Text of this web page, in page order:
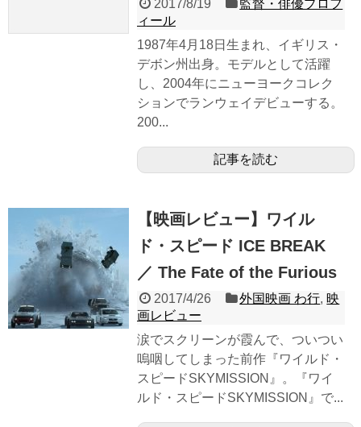
2017/8/19
監督・俳優プロフ
ィール
1987年4月18日生まれ、イギリス・
デボン州出身。モデルとして活躍
し、2004年にニューヨークコレク
ションでランウェイデビューする。
200...
記事を読む
【映画レビュー】ワイル
ド・スピード ICE BREAK
／ The Fate of the Furious
2017/4/26 外国映画 わ行, 映
画レビュー
涙でスクリーンが霞んで、ついつい
嗚咽してしまった前作『ワイルド・
スピードSKYMISSION』。『ワイ
ルド・スピードSKYMISSION』で...